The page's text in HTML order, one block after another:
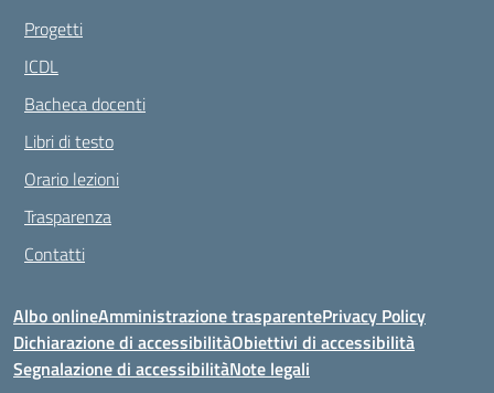
Progetti
ICDL
Bacheca docenti
Libri di testo
Orario lezioni
Trasparenza
Contatti
Albo onlineAmministrazione trasparentePrivacy Policy
Dichiarazione di accessibilitàObiettivi di accessibilità
Segnalazione di accessibilitàNote legali